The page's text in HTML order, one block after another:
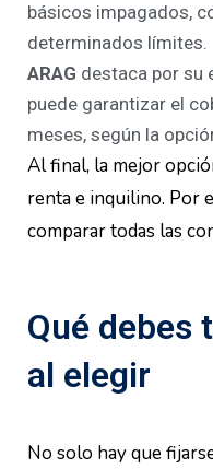
básicos impagados,
determinados límites.
ARAG destaca por su
puede garantizar el
meses, según la
Al final, la mejor
renta e inquilino. Por
comparar todas las
Qué debes
al elegir
No solo hay que